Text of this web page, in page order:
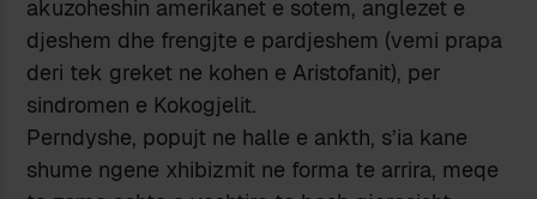
akuzoheshin amerikanet e sotem, anglezet e
djeshem dhe frengjte e pardjeshem (vemi prapa
deri tek greket ne kohen e Aristofanit), per
sindromen e Kokogjelit.
Perndyshe, popujt ne halle e ankth, s’ia kane
shume ngene xhibizmit ne forma te arrira, meqe